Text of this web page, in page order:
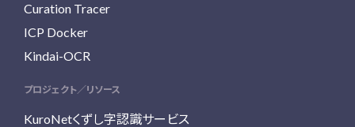
Curation Tracer
ICP Docker
Kindai-OCR
プロジェクト／リソース
KuroNetくずし字認識サービス